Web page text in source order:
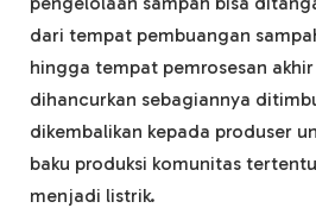
dari tempat pembuangan
hingga tempat pemrosesan
dihancurkan sebagiannya
dikembalikan kepada produser
baku produksi komunitas
menjadi listrik.